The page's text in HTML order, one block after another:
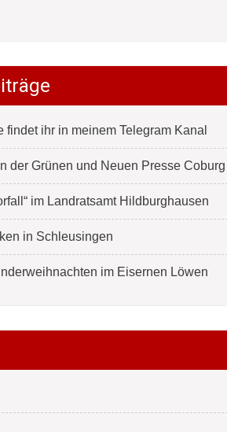
findet ihr in meinem Telegram Kanal
der Grünen und Neuen Presse
im Landratsamt Hildburghausen
in Schleusingen
im Eisernen Löwen